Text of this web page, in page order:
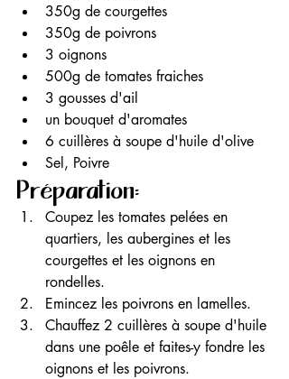
350g de courgettes
350g de poivrons
3 oignons
500g de tomates fraiches
3 gousses d'ail
un bouquet d'aromates
6 cuillères à soupe d'huile d'olive
Sel, Poivre
Préparation:
Coupez les tomates pelées en
quartiers, les aubergines et les
courgettes et les oignons en
rondelles.
Emincez les poivrons en lamelles.
Chauffez 2 cuillères à soupe d'huile
dans une poêle et faites-y fondre les
oignons et les poivrons.